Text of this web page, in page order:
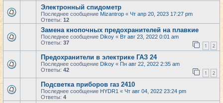
Электронный спидометр
Последнее сообщение Mizantrop « Чт апр 20, 2023 17:27 pm
Ответы: 12
Замена кнопочных предохранителей на плавкие
Последнее сообщение Dikoy « Вт авг 23, 2022 0:01 am
Ответы: 37 1 2
Предохранители в электрике ГАЗ 24
Последнее сообщение Dikoy « Пн авг 22, 2022 2:35 am
Ответы: 42 1 2
Подсветка приборов газ 2410
Последнее сообщение HYDR1 « Чт авг 04, 2022 23:24 pm
Ответы: 4